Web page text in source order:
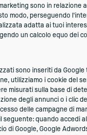
sono in relazione
modo, perseguendo
adatta ai tuoi
un calcolo equo dei
sono inseriti da
utilizziamo i cookie del
misurati sulla base di
degli annunci o i clic
delle campagne di
seguente: quando accedi
di Google, Google